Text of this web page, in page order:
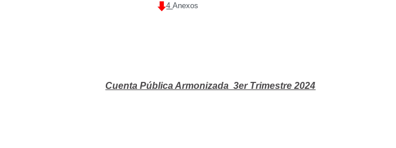
4Anexos
Cuenta Pública Armonizada 3er Trimestre 2024